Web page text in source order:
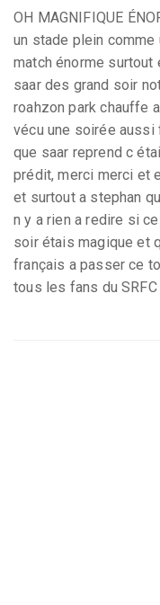
OH MAGNIFIQUE
un stade plein
match énorme surtout
saar des grand soir
roahzon park chauffe
vécu une soirée aussi
que saar reprend c
prédit, merci merci et
et surtout a stephan
n y a rien a redire si
soir étais magique et
français a passer ce
tous les fans du SRFC